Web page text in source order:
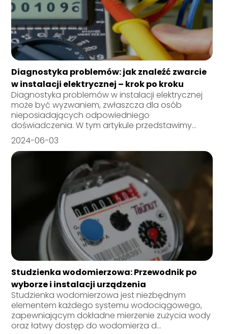
Diagnostyka problemów: jak znaleźć zwarcie
w instalacji elektrycznej – krok po kroku
Diagnostyka problemów w instalacji elektrycznej
może być wyzwaniem, zwłaszcza dla osób
nieposiadających odpowiedniego
doświadczenia. W tym artykule przedstawimy...
2024-06-03
Studzienka wodomierzowa: Przewodnik po
wyborze i instalacji urządzenia
Studzienka wodomierzowa jest niezbędnym
elementem każdego systemu wodociągowego,
zapewniającym dokładne mierzenie zużycia wody
oraz łatwy dostęp do wodomierza d...